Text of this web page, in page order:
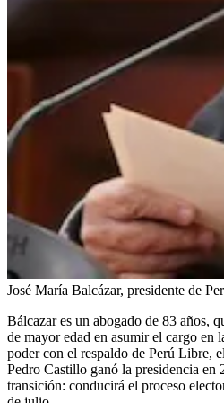
José María Balcázar, presidente de
Bálcazar es un abogado de 83 años,
de mayor edad en asumir el cargo en
poder con el respaldo de Perú Libre,
Pedro Castillo ganó la presidencia en
transición: conducirá el proceso